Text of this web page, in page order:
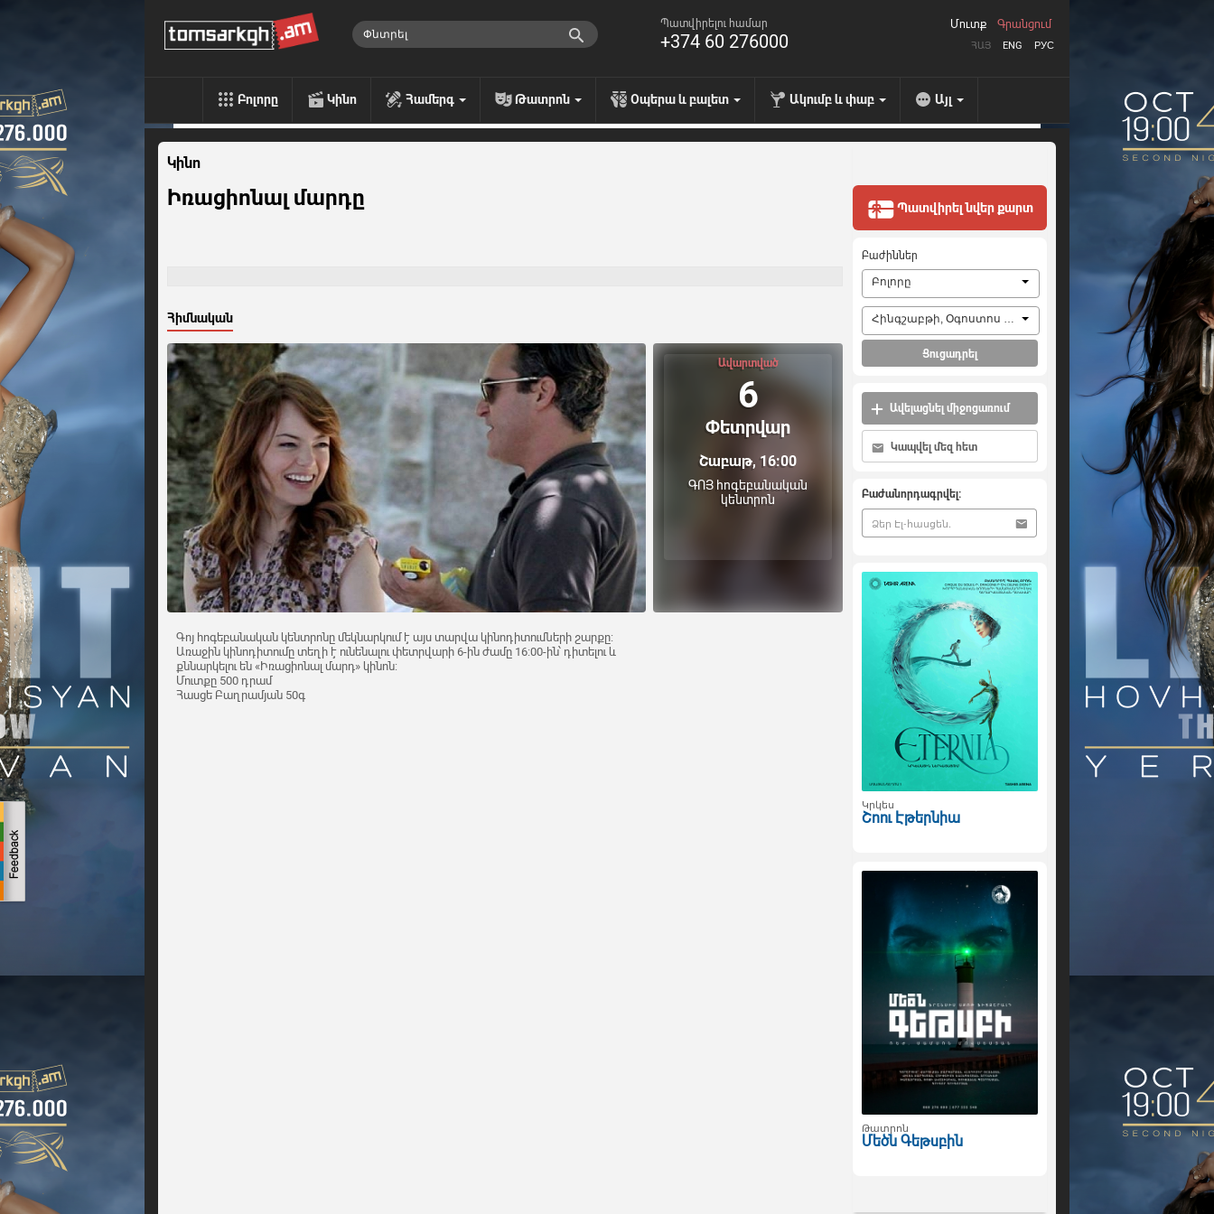
Պատվիրելու համար
+374 60 276000 ՀԱՅ ENG РУС
Մուտք Գրանցում
Բոլորը Կինո Համերգ Թատրոն Օպերա և բալետ Ակումբ և փաբ Այլ
Կինո
Իռացիոնալ մարդը
Հիմնական
Ավարտված
6
Փետրվար
Շաբաթ, 16:00
ԳՈՅ հոգեբանական
կենտրոն
Գոյ հոգեբանական կենտրոնը մեկնարկում է այս տարվա կինոդիտումների շարքը:
Առաջին կինոդիտումը տեղի է ունենալու փետրվարի 6-ին ժամը 16:00-ին՝ դիտելու և
քննարկելու են «Իռացիոնալ մարդ» կինոն:
Մուտքը 500 դրամ
Հասցե Բաղրամյան 50գ
Պատվիրել նվեր քարտ
Բաժիններ
Բոլորը
Հինգշաբթի, Օգոստոս 6, 2026
Ցուցադրել
Ավելացնել միջոցառում
Կապվել մեզ հետ
Բաժանորդագրվել:
Կրկես
Շոու Էթերնիա
Թատրոն
Մեծն Գեթսբին